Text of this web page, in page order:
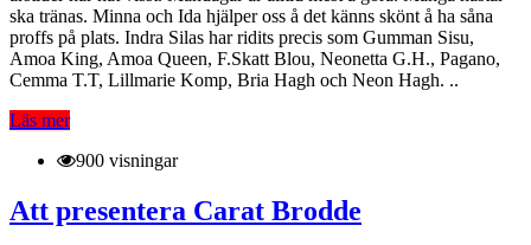
ska tränas. Minna och Ida hjälper oss å det känns skönt å ha såna
proffs på plats. Indra Silas har ridits precis som Gumman Sisu,
Amoa King, Amoa Queen, F.Skatt Blou, Neonetta G.H., Pagano,
Cemma T.T, Lillmarie Komp, Bria Hagh och Neon Hagh. ..
Läs mer
900 visningar
Att presentera Carat Brodde